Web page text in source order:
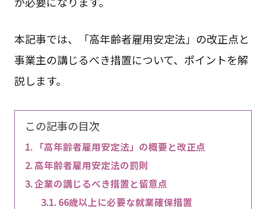
本記事では、「高年齢者雇用安定法」の改正点と
事業主の講じるべき措置について、ポイントを解
説します。
この記事の目次
「高年齢者雇用安定法」の概要と改正点
高年齢者雇用安定法の罰則
企業の講じるべき措置と留意点
66歳以上に必要な就業確保措置